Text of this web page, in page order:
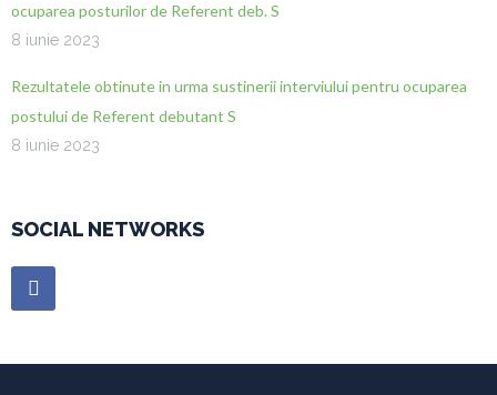
ocuparea posturilor de Referent deb. S
8 iunie 2023
Rezultatele obtinute in urma sustinerii interviului pentru ocuparea
postului de Referent debutant S
8 iunie 2023
SOCIAL NETWORKS